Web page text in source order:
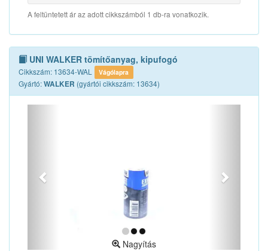
A feltüntetett ár az adott cikkszámból 1 db-ra vonatkozik.
UNI WALKER tömítőanyag, kipufogó
Cikkszám: 13634-WAL Vágólapra
Gyártó:WALKER (gyártói cikkszám: 13634)
Nagyítás